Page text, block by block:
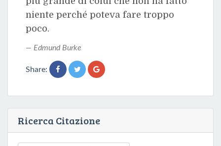
niente perché poteva fare troppo
poco.
Edmund Burke
Share:
Ricerca Citazione